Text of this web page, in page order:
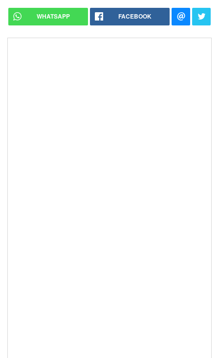
WHATSAPP FACEBOOK